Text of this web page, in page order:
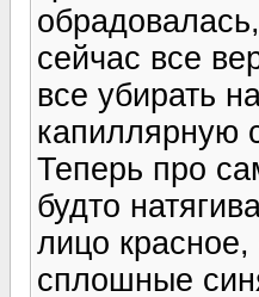
сейчас все
все убирать
капиллярную
Теперь про
будто
лицо
сплошные